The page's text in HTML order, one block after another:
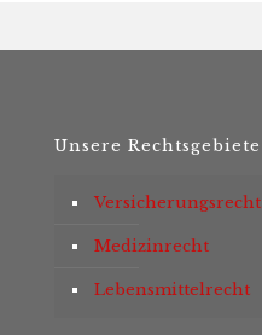
Unsere Rechtsgebiete
Versicherungsrecht
Medizinrecht
Lebensmittelrecht